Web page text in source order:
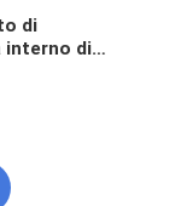
di
interno di